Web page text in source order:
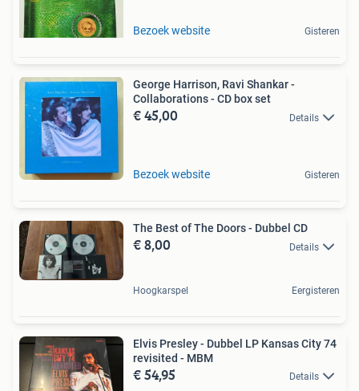
Bezoek website Gisteren
George Harrison, Ravi Shankar -
Collaborations - CD box set
€ 45,00 Details
Bezoek website Gisteren
The Best of The Doors - Dubbel CD
€ 8,00 Details
Hoogkarspel Eergisteren
Elvis Presley - Dubbel LP Kansas City 74
revisited - MBM
€ 54,95 Details